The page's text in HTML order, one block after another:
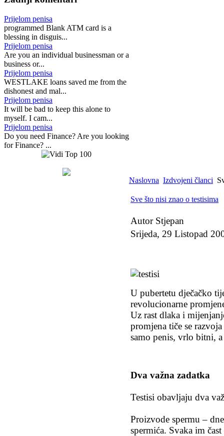
Prijelom penisa
programmed Blank ATM card is a
blessing in disguis...
Prijelom penisa
Are you an individual businessman or a
business or...
Prijelom penisa
WESTLAKE loans saved me from the
dishonest and mal...
Prijelom penisa
It will be bad to keep this alone to
myself. I cam...
Prijelom penisa
Do you need Finance? Are you looking
for Finance? ...
Naslovna Izdvojeni članci
Sve što nisi znao o testisima
Autor Stjepan
Srijeda, 29 Listopad
U pubertetu dječačko
revolucionarne
Uz rast dlaka i
promjena tiče se
samo penis, vrlo bitni, a
Dva važna zadatka
Testisi obavljaju dva
Proizvode spermu –
spermića. Svaka im